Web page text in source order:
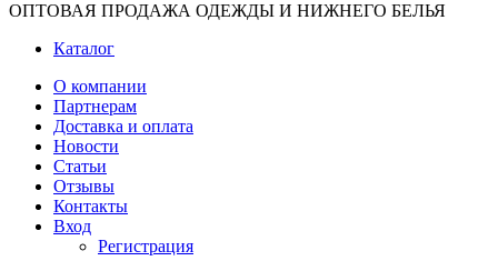
ОПТОВАЯ ПРОДАЖА ОДЕЖДЫ И НИЖНЕГО БЕЛЬЯ
Каталог
О компании
Партнерам
Доставка и оплата
Новости
Статьи
Отзывы
Контакты
Вход
Регистрация